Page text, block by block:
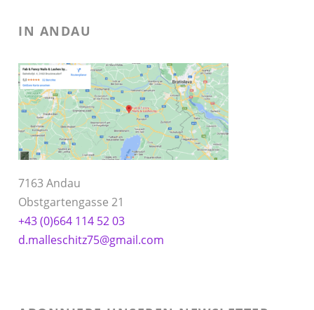
IN ANDAU
7163 Andau
Obstgartengasse 21
+43 (0)664 114 52 03
d.malleschitz75@gmail.com